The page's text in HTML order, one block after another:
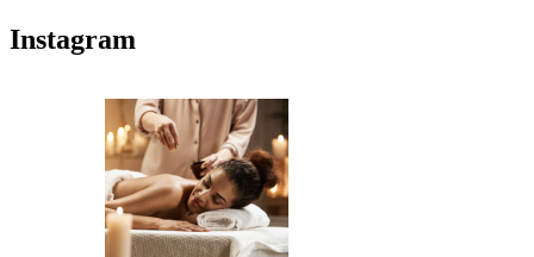
Instagram